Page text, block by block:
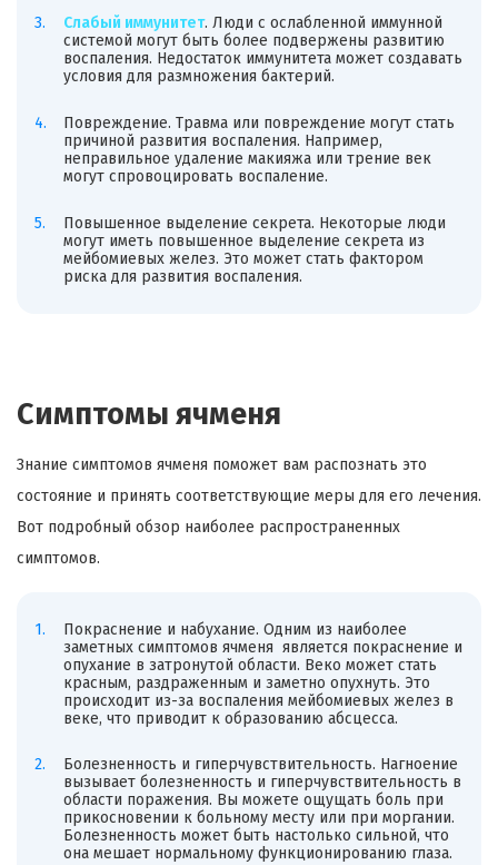
Слабый иммунитет. Люди с ослабленной иммунной
системой могут быть более подвержены развитию
воспаления. Недостаток иммунитета может создавать
условия для размножения бактерий.
Повреждение. Травма или повреждение могут стать
причиной развития воспаления. Например,
неправильное удаление макияжа или трение век
могут спровоцировать воспаление.
Повышенное выделение секрета. Некоторые люди
могут иметь повышенное выделение секрета из
мейбомиевых желез. Это может стать фактором
риска для развития воспаления.
Симптомы ячменя
Знание симптомов ячменя поможет вам распознать это
состояние и принять соответствующие меры для его лечения.
Вот подробный обзор наиболее распространенных
симптомов.
Покраснение и набухание. Одним из наиболее
заметных симптомов ячменя является покраснение и
опухание в затронутой области. Веко может стать
красным, раздраженным и заметно опухнуть. Это
происходит из-за воспаления мейбомиевых желез в
веке, что приводит к образованию абсцесса.
Болезненность и гиперчувствительность. Нагноение
вызывает болезненность и гиперчувствительность в
области поражения. Вы можете ощущать боль при
прикосновении к больному месту или при моргании.
Болезненность может быть настолько сильной, что
она мешает нормальному функционированию глаза.